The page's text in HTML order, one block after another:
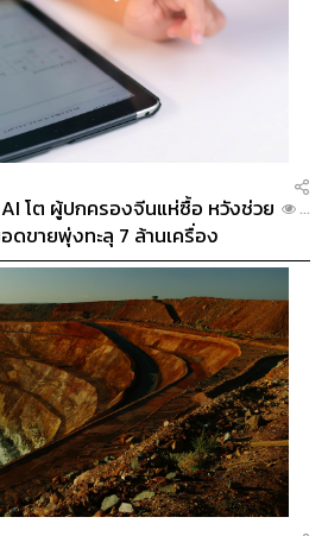
โต ผู้ปกครองจีนแห่ซื้อ หวังช่วย
ขายพุ่งทะลุ 7 ล้านเครื่อง
...